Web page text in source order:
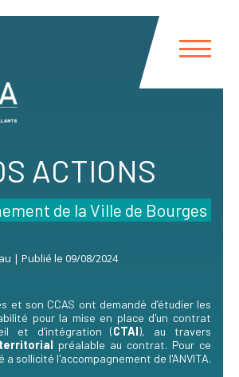
ACTIONS
de la Ville de Bourges
| Publié le 09/08/2024
et son CCAS ont demandé d’étudier les
pour la mise en place d'un contrat
et d’intégration (CTAI), au travers
préalable au contrat. Pour ce
sollicité l'accompagnement de l'ANVITA.